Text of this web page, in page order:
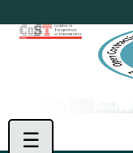
☰